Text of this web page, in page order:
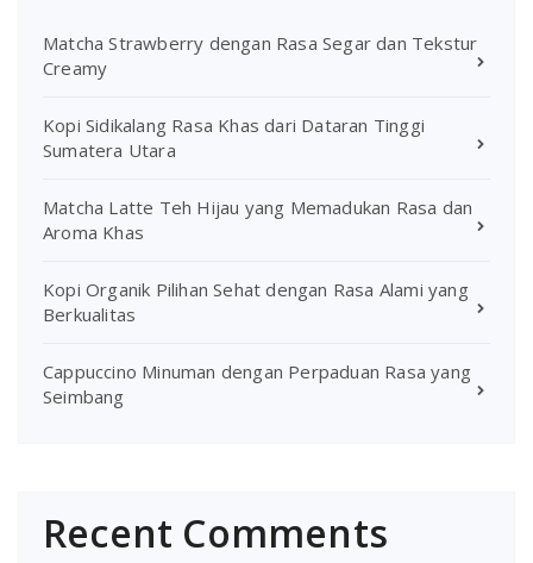
Matcha Strawberry dengan Rasa Segar dan Tekstur
Creamy
Kopi Sidikalang Rasa Khas dari Dataran Tinggi
Sumatera Utara
Matcha Latte Teh Hijau yang Memadukan Rasa dan
Aroma Khas
Kopi Organik Pilihan Sehat dengan Rasa Alami yang
Berkualitas
Cappuccino Minuman dengan Perpaduan Rasa yang
Seimbang
Recent Comments